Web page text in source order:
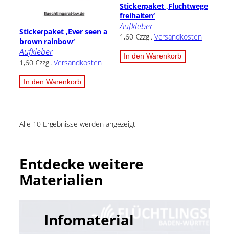
Stickerpaket ‚Ever seen a
brown rainbow‘
Aufkleber
1,60 €zzgl.Versandkosten
In den Warenkorb
Stickerpaket ‚Fluchtwege
freihalten‘
Aufkleber
1,60 €zzgl. Versandkosten
In den Warenkorb
Alle 10 Ergebnisse werden angezeigt
Entdecke weitere
Materialien
Infomaterial